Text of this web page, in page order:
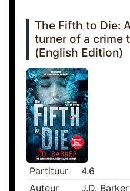
The Fifth to Die:
turner of a crime
(English Edition)
Partituur
4.6
Auteur
J.D. Barker